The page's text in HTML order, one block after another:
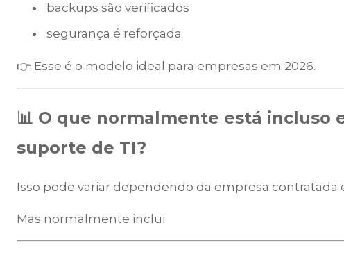
backups são verificados
segurança é reforçada
👉 Esse é o modelo ideal para empresas em 2026.
📊 O que normalmente está incluso
suporte de TI?
Isso pode variar dependendo da empresa contratada
Mas normalmente inclui: